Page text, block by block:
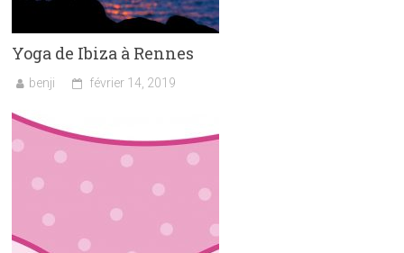
Yoga de Ibiza à Rennes
benji février 14, 2019